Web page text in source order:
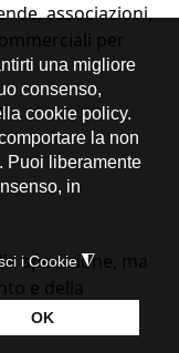
associazioni,
per
spedizione, ma
e della